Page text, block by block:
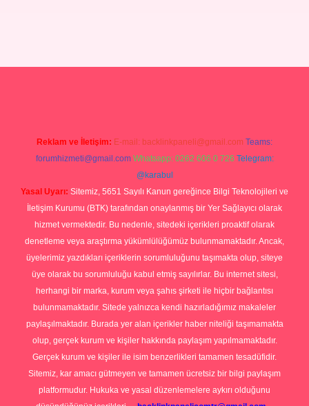
Reklam ve İletişim: E-mail: backlinkpaneli@gmail.com Teams:
forumhizmeti@gmail.com Whatsapp: 0262 606 0 726 Telegram:
@karabul
Yasal Uyarı: Sitemiz, 5651 Sayılı Kanun gereğince Bilgi Teknolojileri ve
İletişim Kurumu (BTK) tarafından onaylanmış bir Yer Sağlayıcı olarak
hizmet vermektedir. Bu nedenle, sitedeki içerikleri proaktif olarak
denetleme veya araştırma yükümlülüğümüz bulunmamaktadır. Ancak,
üyelerimiz yazdıkları içeriklerin sorumluluğunu taşımakta olup, siteye
üye olarak bu sorumluluğu kabul etmiş sayılırlar. Bu internet sitesi,
herhangi bir marka, kurum veya şahıs şirketi ile hiçbir bağlantısı
bulunmamaktadır. Sitede yalnızca kendi hazırladığımız makaleler
paylaşılmaktadır. Burada yer alan içerikler haber niteliği taşımamakta
olup, gerçek kurum ve kişiler hakkında paylaşım yapılmamaktadır.
Gerçek kurum ve kişiler ile isim benzerlikleri tamamen tesadüfidir.
Sitemiz, kar amacı gütmeyen ve tamamen ücretsiz bir bilgi paylaşım
platformudur. Hukuka ve yasal düzenlemelere aykırı olduğunu